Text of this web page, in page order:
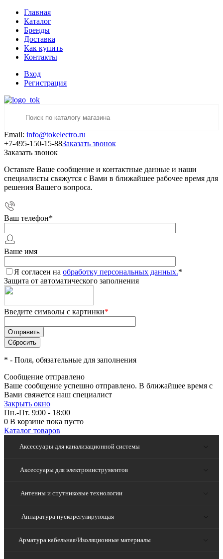
Главная
Каталог
Бренды
Доставка
Как купить
Контакты
Вход
Регистрация
Email: info@tokelectro.ru
+7-495-150-15-88Заказать звонок
Заказать звонок
Оставьте Ваше сообщение и контактные данные и наши
специалисты свяжутся с Вами в ближайшее рабочее время для
решения Вашего вопроса.
Ваш телефон*
Ваше имя
Я согласен на обработку персональных данных.*
Защита от автоматического заполнения
Введите символы с картинки*
* - Поля, обязательные для заполнения
Сообщение отправлено
Ваше сообщение успешно отправлено. В ближайшее время с
Вами свяжется наш специалист
Закрыть окно
Пн.-Пт. 9:00 - 18:00
0 В корзине пока пусто
Каталог товаров
Аксессуары для канализационной системы
Аксессуары для электроинструментов
Антенны и спутниковые технологии
Аппаратура пускорегулирующая
Арматура кабельная/Изоляционные материалы